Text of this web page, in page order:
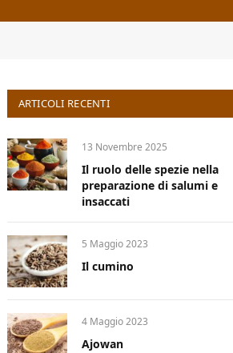
ARTICOLI RECENTI
13 Novembre 2025
Il ruolo delle spezie nella
preparazione di salumi e
insaccati
5 Maggio 2023
Il cumino
4 Maggio 2023
Ajowan